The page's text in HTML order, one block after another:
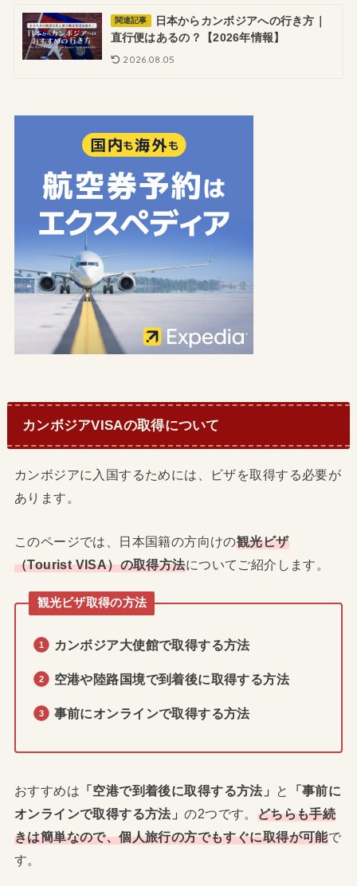
関連記事
日本からカンボジアへの行き方｜
直行便はあるの？【2026年情報】
2026.08.05
カンボジアVISAの取得について
カンボジアに入国するためには、ビザを取得する必要が
あります。
このページでは、日本国籍の方向けの観光ビザ
（Tourist VISA）の取得方法についてご紹介します。
観光ビザ取得の方法
カンボジア大使館で取得する方法
空港や陸路国境で到着後に取得する方法
事前にオンラインで取得する方法
おすすめは 「空港で到着後に取得する方法」 と
「事前に
オンラインで取得する方法」の2つです。 どちらも手続
きは簡単なので、個人旅行の方でもすぐに取得が可能で
す。